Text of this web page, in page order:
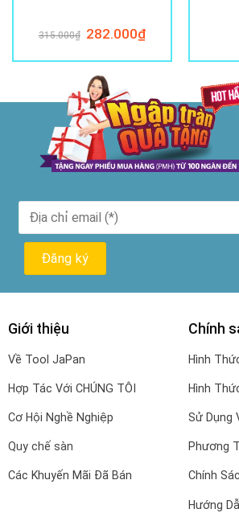
315.000₫ Giá
315.000₫.
282.000₫Giá
là:
Giới thiệu
Về Tool JaPan
Hợp Tác Với CHÚNG TÔI
Cơ Hội Nghề Nghiệp
Quy chế sàn
Các Khuyến Mãi Đã Bán
Chính
Hình
Hình
Sử Dụng
Phương
Chính
Hướng